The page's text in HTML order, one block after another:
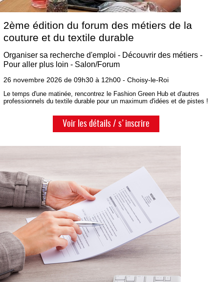
2ème édition du forum des métiers de la
couture et du textile durable
Organiser sa recherche d'emploi - Découvrir des métiers -
Pour aller plus loin - Salon/Forum
26 novembre 2026 de 09h30 à 12h00 - Choisy-le-Roi
Le temps d'une matinée, rencontrez le Fashion Green Hub et d'autres
professionnels du textile durable pour un maximum d'idées et de pistes !
Voir les détails / s'inscrire